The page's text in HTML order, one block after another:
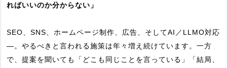
ればいいのか分からない」
SEO、SNS、ホームページ制作、広告、そしてAI／LLMO対応
—。やるべきと言われる施策は年々増え続けています。一方
で、提案を聞いても「どこも同じことを言っている」「結局、